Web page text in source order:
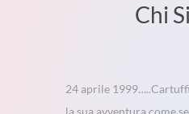
Chi
24 aprile
la sua avventura come